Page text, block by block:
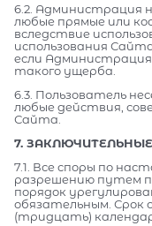
6.2. Администрация
любые прямые или
вследствие
использования
если
такого ущерба.
6.3. Пользователь
любые действия,
Сайта.
7.
7.1. Все споры по
разрешению путем
порядок
обязательным.
(тридцать)